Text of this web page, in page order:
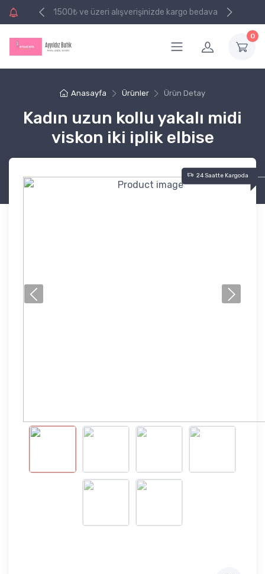
bedava 1500₺ ve üzeri alışverişinizde kargo bedava
0
Anasayfa Ürünler Ürün Detay
Kadın uzun kollu yakalı midi
viskon iki iplik elbise
24 Saatte Kargoda